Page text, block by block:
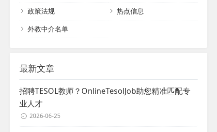
政策法规
热点信息
外教中介名单
最新文章
招聘TESOL教师？OnlineTesolJob助您精准匹配专
业人才
2026-06-25